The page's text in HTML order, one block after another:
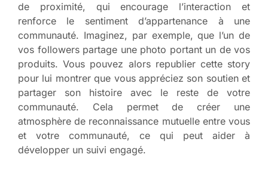
de proximité, qui encourage l’interaction et
renforce le sentiment d’appartenance à une
communauté. Imaginez, par exemple, que l’un de
vos followers partage une photo portant un de vos
produits. Vous pouvez alors republier cette story
pour lui montrer que vous appréciez son soutien et
partager son histoire avec le reste de votre
communauté. Cela permet de créer une
atmosphère de reconnaissance mutuelle entre vous
et votre communauté, ce qui peut aider à
développer un suivi engagé.